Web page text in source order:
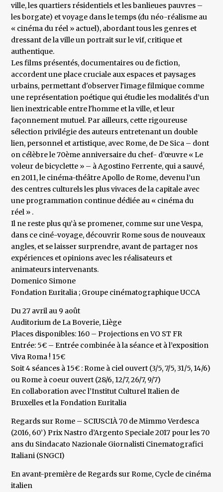
ville, les quartiers résidentiels et les banlieues pauvres –
les borgate) et voyage dans le temps (du néo-réalisme au
« cinéma du réel » actuel), abordant tous les genres et
dressant de la ville un portrait sur le vif, critique et
authentique.
Les films présentés, documentaires ou de fiction,
accordent une place cruciale aux espaces et paysages
urbains, permettant d'observer l'image filmique comme
une représentation poétique qui étudie les modalités d’un
lien inextricable entre l'homme et la ville, et leur
façonnement mutuel. Par ailleurs, cette rigoureuse
sélection privilégie des auteurs entretenant un double
lien, personnel et artistique, avec Rome, de De Sica – dont
on célèbre le 70ème anniversaire du chef- d’œuvre « Le
voleur de bicyclette » – à Agostino Ferrente, qui a sauvé,
en 2011, le cinéma-théâtre Apollo de Rome, devenu l’un
des centres culturels les plus vivaces de la capitale avec
une programmation continue dédiée au « cinéma du
réel » .
Il ne reste plus qu’à se promener, comme sur une Vespa,
dans ce ciné-voyage, découvrir Rome sous de nouveaux
angles, et se laisser surprendre, avant de partager nos
expériences et opinions avec les réalisateurs et
animateurs intervenants.
Domenico Simone
Fondation Euritalia ; Groupe cinématographique UCCA
Du 27 avril au 9 août
Auditorium de La Boverie, Liège
Places disponibles: 160 – Projections en VO ST FR
Entrée: 5€ – Entrée combinée à la séance et à l’exposition
Viva Roma ! 15€
Soit 4 séances à 15€ : Rome à ciel ouvert (3/5, 7/5, 31/5, 14/6)
ou Rome à coeur ouvert (28/6, 12/7, 26/7, 9/7)
En collaboration avec l’Institut Culturel Italien de
Bruxelles et la Fondation Euritalia
Regards sur Rome – SCIUSCIÀ 70 de Mimmo Verdesca
(2016, 60’) Prix Nastro d’Argento Speciale 2017 pour les 70
ans du Sindacato Nazionale Giornalisti Cinematografici
Italiani (SNGCI)
En avant-première de Regards sur Rome, Cycle de cinéma
italien